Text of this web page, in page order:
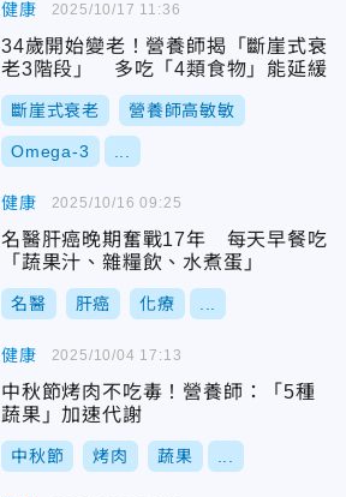
健康
34歲開始變老！營養師揭「斷崖式衰
老3階段」 多吃「4類食物」能延緩
斷崖式衰老 營養師高敏敏
Omega-3
2025/10/17 11:36
健康
名醫肝癌晚期奮戰17年 每天早餐吃
「蔬果汁、雜糧飲、水煮蛋」
名醫 肝癌 化療
2025/10/16 09:25
健康
中秋節烤肉不吃毒！營養師：「5種
蔬果」加速代謝
中秋節 烤肉 蔬果
2025/10/04 17:13